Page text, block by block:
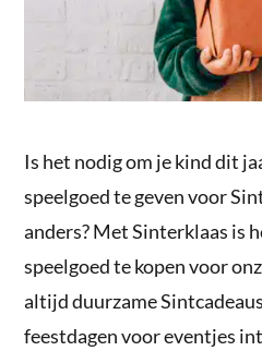
Is het nodig om je kind dit
speelgoed te geven voor
anders? Met Sinterklaas is
speelgoed te kopen voor
altijd duurzame
feestdagen voor eventjes